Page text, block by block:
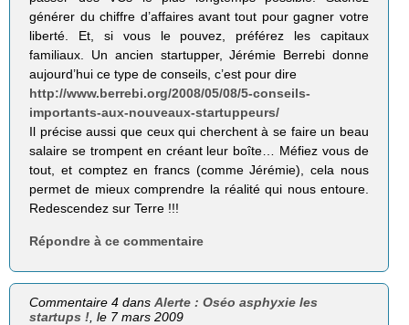
générer du chiffre d’affaires avant tout pour gagner votre
liberté. Et, si vous le pouvez, préférez les capitaux
familiaux. Un ancien startupper, Jérémie Berrebi donne
aujourd’hui ce type de conseils, c’est pour dire
http://www.berrebi.org/2008/05/08/5-conseils-
importants-aux-nouveaux-startuppeurs/
Il précise aussi que ceux qui cherchent à se faire un beau
salaire se trompent en créant leur boîte… Méfiez vous de
tout, et comptez en francs (comme Jérémie), cela nous
permet de mieux comprendre la réalité qui nous entoure.
Redescendez sur Terre !!!
Répondre à ce commentaire
Commentaire 4 dansAlerte : Oséo asphyxie les
startups ! , le 7 mars 2009